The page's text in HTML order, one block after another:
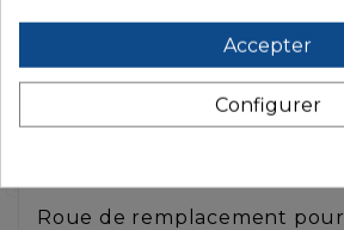
La description
Roue de remplacement
Accepter
Configurer